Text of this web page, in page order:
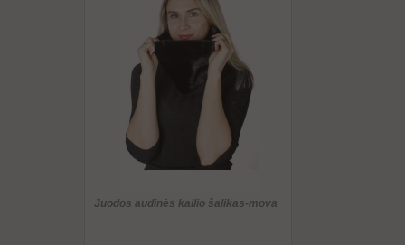
Juodos audinės kailio šalikas-mova